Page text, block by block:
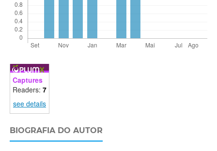
Captures
Readers: 7
see details
BIOGRAFIA DO AUTOR